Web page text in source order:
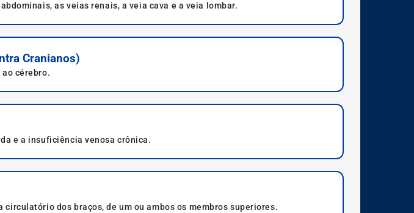
as veias renais, a veia cava e a veia lombar.
Cranianos)
cérebro.
e a insuficiência venosa crônica.
dos braços, de um ou ambos os membros superiores.